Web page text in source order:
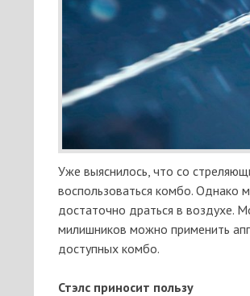
Уже выяснилось, что со
воспользоваться комбо. Однако
достаточно драться в воздухе.
милишников можно применить
доступных комбо.
Стэлс приносит пользу